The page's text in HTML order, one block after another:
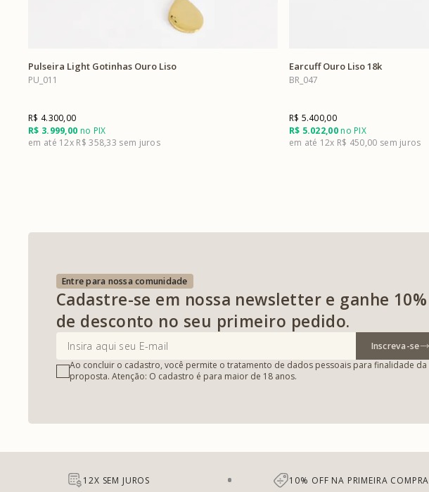
Pulseira Light Gotinhas Ouro Liso
PU_011
R$ 3.999,00 no PIX
R$ 4.300,00
12x R$ 358,33
Earcuff Ouro Liso 18k
BR_047
R$ 5.022,00no PIX
R$ 5.400,00
12x R$ 450,00
Entre para nossa comunidade
Cadastre-se em nossa newsletter e ganhe 10%
de desconto no seu primeiro pedido.
Inscreva-se
Ao concluir o cadastro, você permite o tratamento de dados pessoais para finalidade da
proposta. Atenção: O cadastro é para maior de 18 anos.
12X SEM JUROS 10% OFF NA PRIMEIRA COMPRA